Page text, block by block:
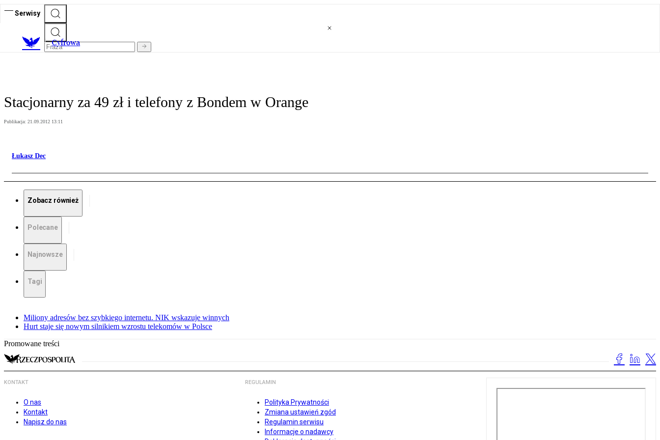
Serwisy
Cyfrowa
Stacjonarny za 49 zł i telefony z Bondem w Orange
Publikacja: 21.09.2012 13:11
Łukasz Dec
Zobacz również
Polecane
Najnowsze
Tagi
Miliony adresów bez szybkiego internetu. NIK wskazuje winnych
Hurt staje się nowym silnikiem wzrostu telekomów w Polsce
Promowane treści
KONTAKT
O nas
Kontakt
Napisz do nas
REGULAMIN
Polityka Prywatności
Zmiana ustawień zgód
Regulamin serwisu
Informacje o nadawcy